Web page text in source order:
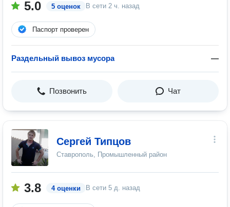
5.0 5 оценок В сети 2 ч. назад
Паспорт проверен
Раздельный вывоз мусора —
Позвонить Чат
Сергей Типцов
Ставрополь, Промышленный район
3.8 4 оценки В сети 5 д. назад